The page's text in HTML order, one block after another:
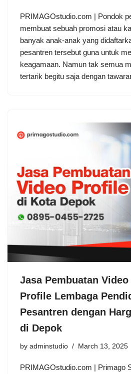
PRIMAGOstudio.com | Pondok
membuat sebuah promosi atau
banyak anak-anak yang
pesantren tersebut guna untuk
keagamaan. Namun tak semua
tertarik begitu saja dengan
Jasa Pembuatan
Profile Lembaga
Pesantren dengan
di Depok
by adminstudio March 13, 2025
PRIMAGOstudio.com | Primago